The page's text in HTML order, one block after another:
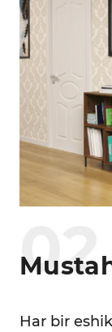
02
Har bir